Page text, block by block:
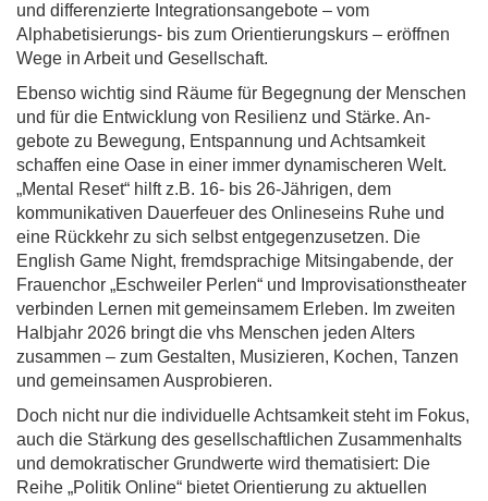
und differenzierte Integrationsangebote – vom
Alphabetisierungs- bis zum Orientierungskurs – eröffnen
Wege in Arbeit und Gesellschaft.
Ebenso wichtig sind Räume für Begegnung der Menschen
und für die Entwicklung von Resilienz und Stärke. An-
gebote zu Bewegung, Entspannung und Achtsamkeit
schaffen eine Oase in einer immer dynamischeren Welt.
„Mental Reset“ hilft z.B. 16- bis 26-Jährigen, dem
kommunikativen Dauerfeuer des Onlineseins Ruhe und
eine Rückkehr zu sich selbst entgegenzusetzen. Die
English Game Night, fremdsprachige Mitsingabende, der
Frauenchor „Eschweiler Perlen“ und Improvisationstheater
verbinden Lernen mit gemeinsamem Erleben. Im zweiten
Halbjahr 2026 bringt die vhs Menschen jeden Alters
zusammen – zum Gestalten, Musizieren, Kochen, Tanzen
und gemeinsamen Ausprobieren.
Doch nicht nur die individuelle Achtsamkeit steht im Fokus,
auch die Stärkung des gesellschaftlichen Zusammenhalts
und demokratischer Grundwerte wird thematisiert: Die
Reihe „Politik Online“ bietet Orientierung zu aktuellen